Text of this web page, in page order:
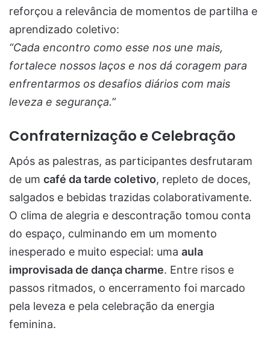
reforçou a relevância de momentos de partilha e
aprendizado coletivo:
“Cada encontro como esse nos une mais,
fortalece nossos laços e nos dá coragem para
enfrentarmos os desafios diários com mais
leveza e segurança.”
Confraternização e Celebração
Após as palestras, as participantes desfrutaram
de um café da tarde coletivo, repleto de doces,
salgados e bebidas trazidas colaborativamente.
O clima de alegria e descontração tomou conta
do espaço, culminando em um momento
inesperado e muito especial: uma aula
improvisada de dança charme. Entre risos e
passos ritmados, o encerramento foi marcado
pela leveza e pela celebração da energia
feminina.